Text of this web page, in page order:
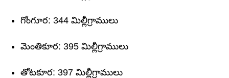
గోంగూర: 344 మిల్లీగ్రాములు
మెంతికూర: 395 మిల్లీగ్రాములు
తోటకూర: 397 మిల్లీగ్రాములు